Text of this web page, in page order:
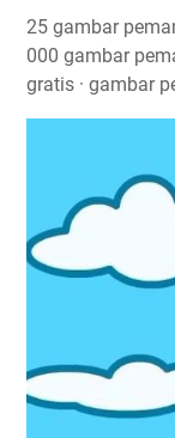
25 gambar
000 gambar
gratis · gambar